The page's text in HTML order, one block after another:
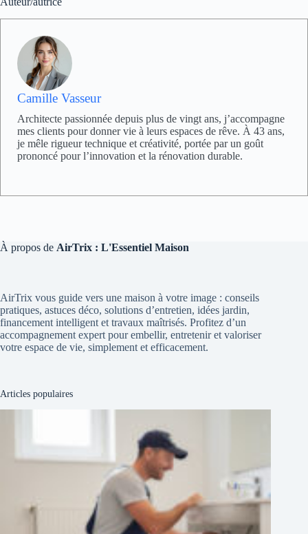
Camille Vasseur
Architecte passionnée depuis plus de vingt ans, j’accompagne
mes clients pour donner vie à leurs espaces de rêve. À 43 ans,
je mêle rigueur technique et créativité, portée par un goût
prononcé pour l’innovation et la rénovation durable.
À propos de AirTrix : L'Essentiel Maison
AirTrix vous guide vers une maison à votre image : conseils
pratiques, astuces déco, solutions d’entretien, idées jardin,
financement intelligent et travaux maîtrisés. Profitez d’un
accompagnement expert pour embellir, entretenir et valoriser
votre espace de vie, simplement et efficacement.
Articles populaires